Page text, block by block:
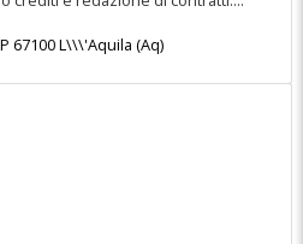
67100L\\\'Aquila (Aq)